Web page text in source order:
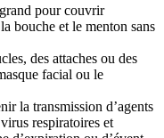
pour couvrir
bouche et le menton sans
des attaches ou des
facial ou le
la transmission d’agents
respiratoires et